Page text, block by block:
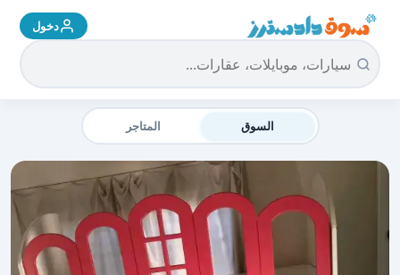
سوق دادسترز الرئيسية دخول
السوق المتاجر